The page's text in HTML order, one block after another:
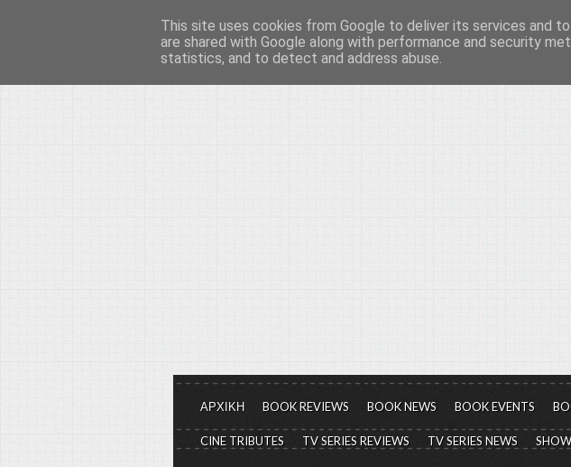
Το μεγαλείο των Τεχνών...
Είμαστε πάντα εδώ για να μιλάμε για τον πολιτισμό, σε
ΑΡΧΙΚΗ BOOK REVIEWS BOOK NEWS BOOK EVENTS
CINE TRIBUTES TV SERIES REVIEWS TV SERIES NEWS
This site uses cookies from Google to deliver its services and
are shared with Google along with performance and security
statistics, and to detect and address abuse.